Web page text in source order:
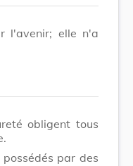
l'avenir; elle n'a
obligent tous
par des